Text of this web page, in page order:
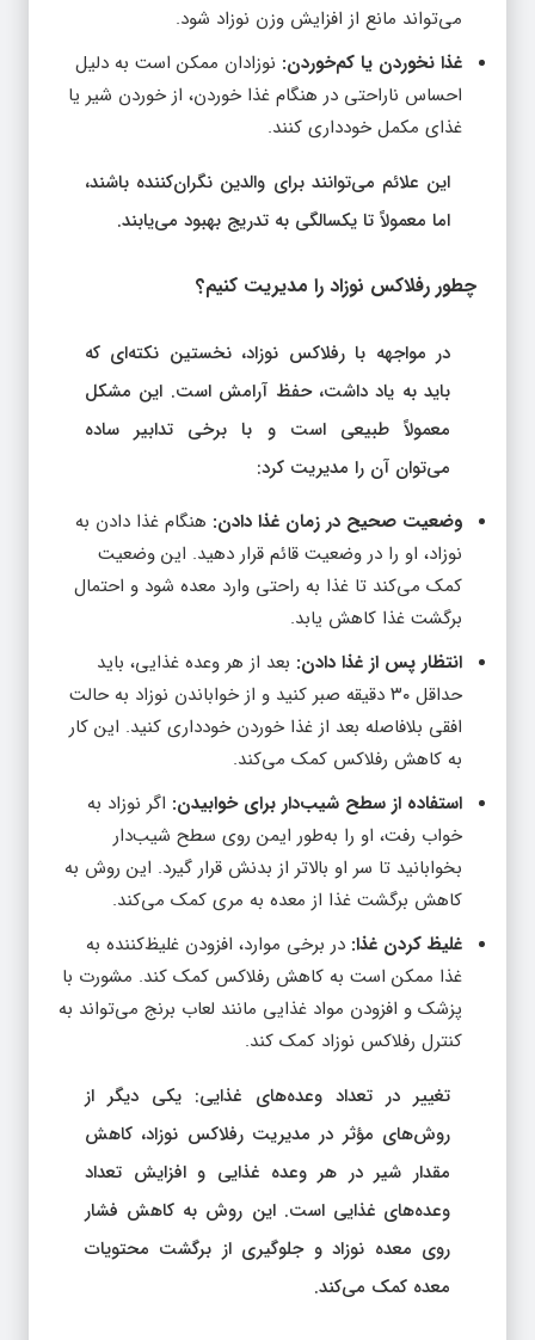
می‌تواند مانع از افزایش وزن نوزاد شود.
غذا نخوردن یا کم‌خوردن: نوزادان ممکن است به دلیل
احساس ناراحتی در هنگام غذا خوردن، از خوردن شیر یا
غذای مکمل خودداری کنند.
این علائم می‌توانند برای والدین نگران‌کننده باشند،
اما معمولاً تا یکسالگی به تدریج بهبود می‌یابند.
چطور رفلاکس نوزاد را مدیریت کنیم؟
در مواجهه با رفلاکس نوزاد، نخستین نکته‌ای که
باید به یاد داشت، حفظ آرامش است. این مشکل
معمولاً طبیعی است و با برخی تدابیر ساده
می‌توان آن را مدیریت کرد:
وضعیت صحیح در زمان غذا دادن: هنگام غذا دادن به
نوزاد، او را در وضعیت قائم قرار دهید. این وضعیت
کمک می‌کند تا غذا به راحتی وارد معده شود و احتمال
برگشت غذا کاهش یابد.
انتظار پس از غذا دادن: بعد از هر وعده غذایی، باید
حداقل ۳۰ دقیقه صبر کنید و از خواباندن نوزاد به حالت
افقی بلافاصله بعد از غذا خوردن خودداری کنید. این کار
به کاهش رفلاکس کمک می‌کند.
استفاده از سطح شیب‌دار برای خوابیدن: اگر نوزاد به
خواب رفت، او را به‌طور ایمن روی سطح شیب‌دار
بخوابانید تا سر او بالاتر از بدنش قرار گیرد. این روش به
کاهش برگشت غذا از معده به مری کمک می‌کند.
غلیظ کردن غذا: در برخی موارد، افزودن غلیظ‌کننده به
غذا ممکن است به کاهش رفلاکس کمک کند. مشورت با
پزشک و افزودن مواد غذایی مانند لعاب برنج می‌تواند به
کنترل رفلاکس نوزاد کمک کند.
تغییر در تعداد وعده‌های غذایی: یکی دیگر از
روش‌های مؤثر در مدیریت رفلاکس نوزاد، کاهش
مقدار شیر در هر وعده غذایی و افزایش تعداد
وعده‌های غذایی است. این روش به کاهش فشار
روی معده نوزاد و جلوگیری از برگشت محتویات
معده کمک می‌کند.